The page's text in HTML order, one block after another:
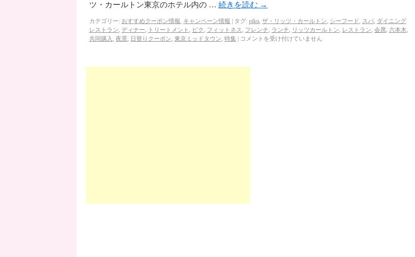
ツ・カールトン東京のホテル内の … 続きを読む →
カテゴリー: おすすめクーポン情報, キャンペーン情報 タグ: piku, ザ・リッツ・カールトン, シーフード, スパ, ダイニング
レストラン, ディナー, トリートメント , ピク , フィットネス, フレンチ, ランチ, リッツカールトン, レストラン, 会席, 六本木,
共同購入 , 夜景, 日替りクーポン, 東京ミッドタウン, 特集 コメントを受け付けていません